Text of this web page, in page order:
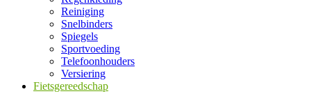
Reiniging
Snelbinders
Spiegels
Sportvoeding
Telefoonhouders
Versiering
Fietsgereedschap